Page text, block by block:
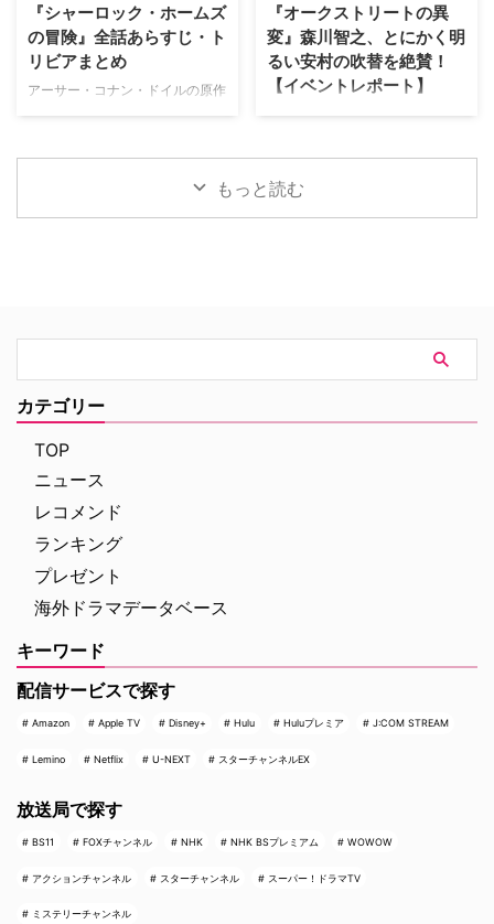
記憶をなくした世界で描かれる、
ピーターの「人間ドラマ」 ――
前作『スパイダーマン：ノー・ウ
ェイ・ホーム』ではドクター・ス
ター・パーカーに関する記憶が消
本記事には『スパイダーマン：ブ
ランド・ニュー・デイ』のネタバ
レが含まれます。 アベンジャー
ズでおなじみバナー博士が登場！
み、天才物理化学者のブルース・
『シャーロック・ホームズ
の冒険』全話あらすじ・ト
リビアまとめ
アーサー・コナン・ドイルの原作
年まで放送された名作ドラマ『シ
のうち、ドラマ化された全41話
の原作の発表・収録と大きく順番
が異なる本作。そうしたシャッフ
ルに加えて、あらすじや見どこ
ろ、キャストの経歴（その後 …
『オークストリートの異
変』森川智之、とにかく明
るい安村の吹替を絶賛！
【イベントレポート】
J.J.エイブラムス製作の最新作映
8月14日（金）より日米同時公開
される。本作の公開を記念し、7
月29日（水）にパシフィコ横浜
「ヨコハマ恐竜展2026」内にて
いやアフレコ裏話をたっぷりと語
った熱気あふれるイベントの模様
ラノサウルスの前で恐竜トーク
もっと読む
カテゴリー
TOP
ニュース
レコメンド
ランキング
プレゼント
海外ドラマデータベース
キーワード
配信サービスで探す
Amazon Apple TV Disney+ Hulu Huluプレミア J:COM STREAM
Lemino Netflix U-NEXT スターチャンネルEX
放送局で探す
BS11 FOXチャンネル NHK NHK BSプレミアム WOWOW
アクションチャンネル スターチャンネル スーパー！ドラマTV
ミステリーチャンネル